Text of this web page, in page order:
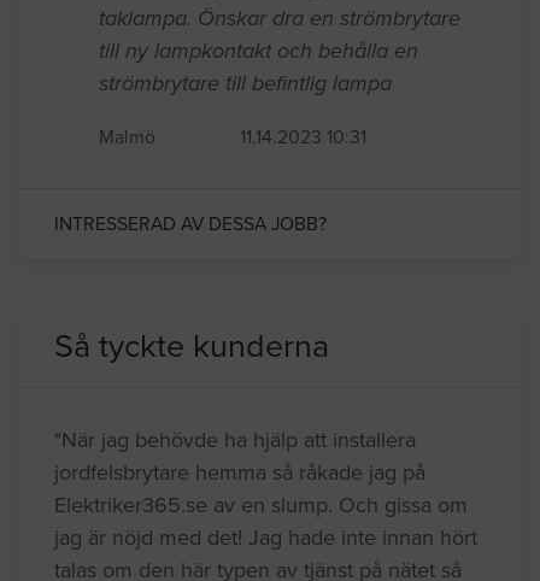
taklampa. Önskar dra en strömbrytare
till ny lampkontakt och behålla en
strömbrytare till befintlig lampa
Malmö 11.14.2023 10:31
INTRESSERAD AV DESSA JOBB?
Så tyckte kunderna
"När jag behövde ha hjälp att installera
jordfelsbrytare hemma så råkade jag på
Elektriker365.se av en slump. Och gissa om
jag är nöjd med det! Jag hade inte innan hört
talas om den här typen av tjänst på nätet så